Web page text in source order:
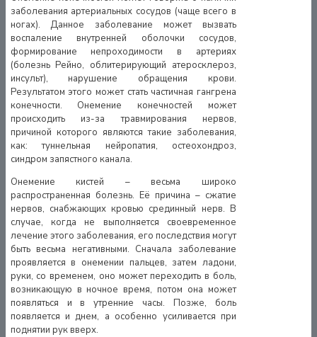
заболевания артериальных сосудов (чаще всего в
ногах). Данное заболевание может вызвать
воспаление внутренней оболочки сосудов,
формирование непроходимости в артериях
(болезнь Рейно, облитерирующий атеросклероз,
инсульт), нарушение обращения крови.
Результатом этого может стать частичная гангрена
конечности. Онемение конечностей может
происходить из-за травмирования нервов,
причиной которого являются такие заболевания,
как: туннельная нейропатия, остеохондроз,
синдром запястного канала.
Онемение кистей – весьма широко
распространенная болезнь. Её причина – сжатие
нервов, снабжающих кровью срединный нерв. В
случае, когда не выполняется своевременное
лечение этого заболевания, его последствия могут
быть весьма негативными. Сначала заболевание
проявляется в онемении пальцев, затем ладони,
руки, со временем, оно может переходить в боль,
возникающую в ночное время, потом она может
появляться и в утренние часы. Позже, боль
появляется и днем, а особенно усиливается при
поднятии рук вверх.